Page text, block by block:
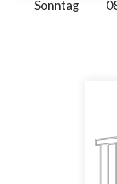
Sonntag